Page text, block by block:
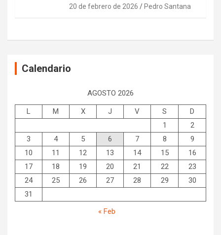
20 de febrero de 2026 Pedro Santana
Calendario
AGOSTO 2026
L M X J V S
D
1
2
3
4 5 6 7 8
9
10
11 12 13 14 15
16
17
18 19 20 21 22
23
24
25 26 27 28 29
30
31
« Feb